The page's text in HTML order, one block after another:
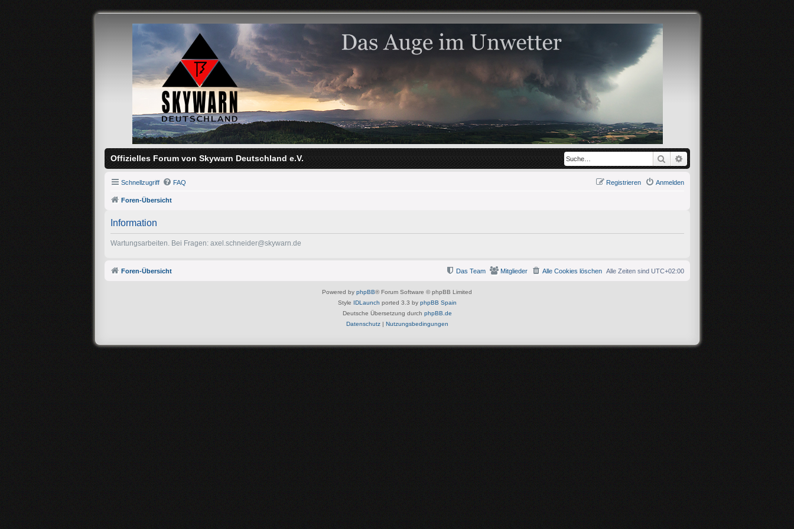
Offizielles Forum von Skywarn Deutschland e.V. Suche
Schnellzugriff FAQ Anmelden
Registrieren
Foren-Übersicht
Information
Wartungsarbeiten. Bei Fragen: axel.schneider@skywarn.de
Foren-Übersicht Alle Zeiten sind UTC+02:00
Alle Cookies löschen
Mitglieder
Das Team
Powered by phpBB® Forum Software © phpBB Limited
Style IDLaunch ported 3.3 by phpBB Spain
Deutsche Übersetzung durch phpBB.de
Datenschutz| Nutzungsbedingungen